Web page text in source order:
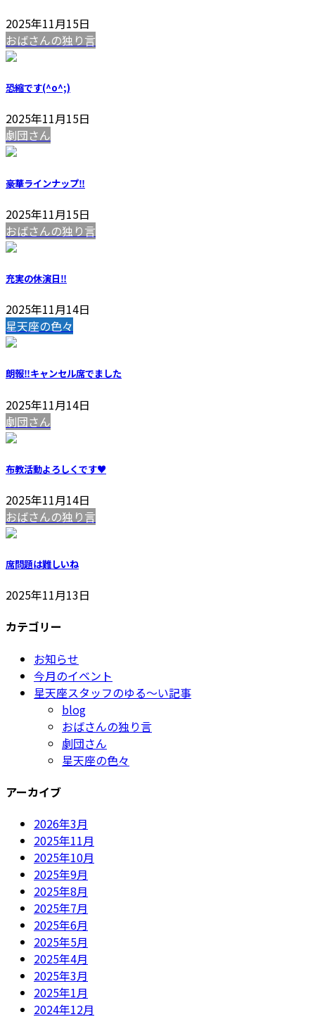
2025年11月15日
おばさんの独り言
恐縮です(^o^;)
2025年11月15日
劇団さん
豪華ラインナップ‼️
2025年11月15日
おばさんの独り言
充実の休演日‼️
2025年11月14日
星天座の色々
朗報‼️キャンセル席でました
2025年11月14日
劇団さん
布教活動よろしくです♥️
2025年11月14日
おばさんの独り言
席問題は難しいね
2025年11月13日
カテゴリー
お知らせ
今月のイベント
星天座スタッフのゆる～い記事
blog
おばさんの独り言
劇団さん
星天座の色々
アーカイブ
2026年3月
2025年11月
2025年10月
2025年9月
2025年8月
2025年7月
2025年6月
2025年5月
2025年4月
2025年3月
2025年1月
2024年12月